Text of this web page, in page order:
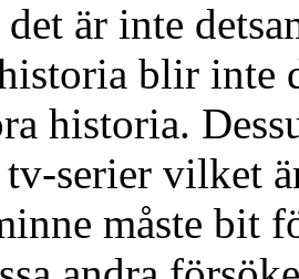
är inte
blir inte
historia.
serier vilket
måste bit